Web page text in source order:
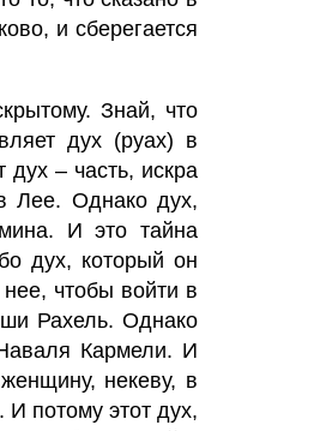
и сберегается
Знай, что
дух (руах) в
дух – часть, искра
Лее. Однако дух,
И это тайна
дух, который он
нее, чтобы войти в
Рахель. Однако
Кармели. И
некеву, в
потому этот дух,